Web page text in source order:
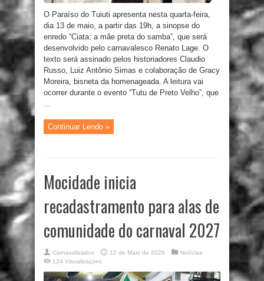
O Paraíso do Tuiuti apresenta nesta quarta-feira,
dia 13 de maio, a partir das 19h, a sinopse do
enredo “Ciata: a mãe preta do samba”, que será
desenvolvido pelo carnavalesco Renato Lage. O
texto será assinado pelos historiadores Claudio
Russo, Luiz Antônio Simas e colaboração de Gracy
Moreira, bisneta da homenageada. A leitura vai
ocorrer durante o evento “Tutu de Preto Velho”, que
...
Continuar Lendo »
Mocidade inicia
recadastramento para alas de
comunidade do carnaval 2027
Carnavalizados 12 de Maio de 2026
Notícias
124 Visualizaçoes